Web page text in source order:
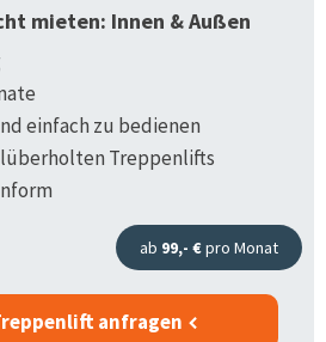
mieten: Innen & Außen
einfach zu bedienen
Treppenlifts
ab 99,- €pro Monat
anfragen